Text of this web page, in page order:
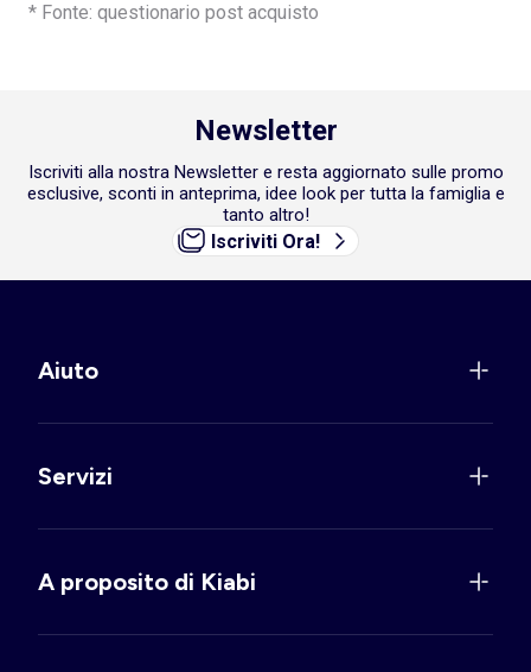
* Fonte: questionario post acquisto
Newsletter
Iscriviti alla nostra Newsletter e resta aggiornato sulle promo
esclusive, sconti in anteprima, idee look per tutta la famiglia e
tanto altro!
Iscriviti Ora!
Aiuto
Servizi
A proposito di Kiabi